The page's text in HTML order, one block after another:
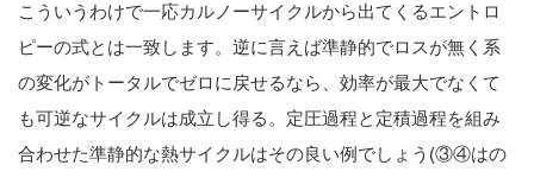
こういうわけで一応カルノーサイクルから出てくるエントロ
ピーの式とは一致します。逆に言えば準静的でロスが無く系
の変化がトータルでゼロに戻せるなら、効率が最大でなくて
も可逆なサイクルは成立し得る。定圧過程と定積過程を組み
合わせた準静的な熱サイクルはその良い例でしょう(③④はの